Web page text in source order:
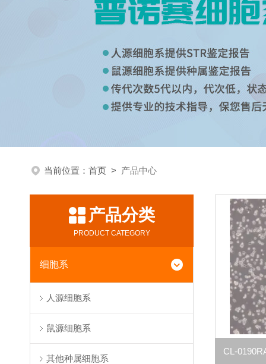
当前位置： 首页 > 产品中心
产品分类
PRODUCT CATEGORY
细胞系
人源细胞系
鼠源细胞系
其他种属细胞系